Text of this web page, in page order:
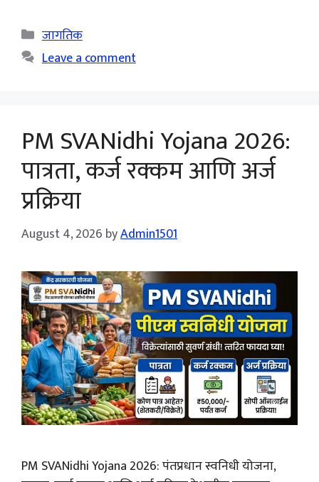
Categories
जागतिक
Leave a comment
PM SVANidhi Yojana 2026:
पात्रता, कर्ज रक्कम आणि अर्ज
प्रक्रिया
August 4, 2026 byAdmin1501
PM SVANidhi Yojana 2026: पंतप्रधान स्वनिधी योजना,